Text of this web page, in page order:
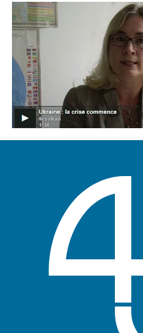
Image
principale
médiatique